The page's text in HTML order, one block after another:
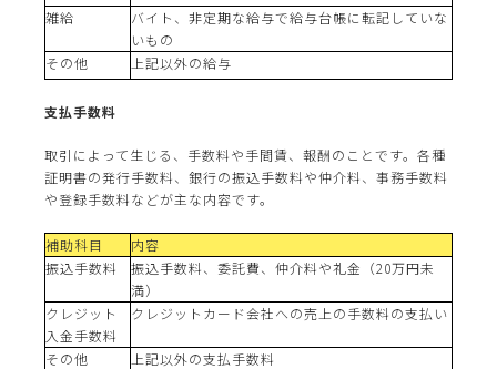
雑給
バイト、非定期な給与で給与台帳に転記していな
いもの
その他
上記以外の給与
支払手数料
取引によって生じる、手数料や手間賃、報酬のことです。各種
証明書の発行手数料、銀行の振込手数料や仲介料、事務手数料
や登録手数料などが主な内容です。
補助科目
内容
振込手数料
振込手数料、委託費、仲介料や礼金（20万円未
満）
クレジット
入金手数料
クレジットカード会社への売上の手数料の支払い
その他 上記以外の支払手数料